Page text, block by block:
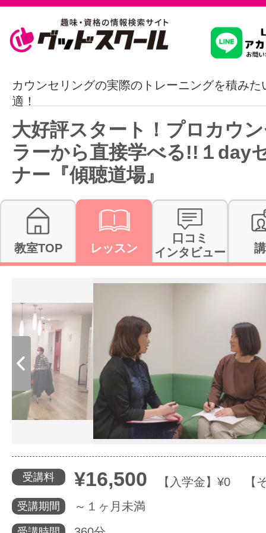
習いたいこ
スクールを
通信講座を
体験レッス
やりたいこ
特集をみる
グッドスク
カウンセリングの実際のトレーニングを積みた
適！
大好評スタート！プロカウ
ラーから直接学べる!!１day
ナー『傾聴道場』
教室TOP レッスン
口コミ
インタビュー
受講料 ¥16,500 【入学金】¥0 【
受講期間 ～１ヶ月未満